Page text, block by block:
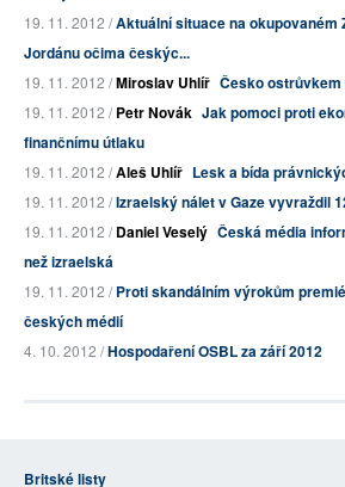
19. 11. 2012 /Aktuální situace na okupovaném
Jordánu očima českýc...
19. 11. 2012 /Miroslav Uhlíř Česko
19. 11. 2012 /Petr Novák Jak pomoci proti
finančnímu útlaku
19. 11. 2012 /Aleš Uhlíř Lesk a bída
19. 11. 2012 /Izraelský nálet v Gaze vyvraždil
19. 11. 2012 /Daniel Veselý Česká média
než izraelská
19. 11. 2012 /Proti skandálním výrokům
českých médií
4. 10. 2012 /Hospodaření OSBL za září 2012
Britské listy